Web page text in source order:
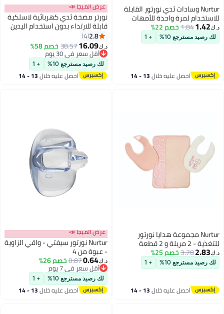
Nurtur وسادات ثدي نورتور القابلة
للاستخدام لمرة واحدة للأمهات
المرضعات - عبوة من 10 تجارب -
رقيقة للغاية، مقاومة للتسرب،
مغلفة بشكل فردي، ناعمة وقابلة
د.ك‏1.42
1.84خصم 22%
لك رصيد مسترجع 10% + 1
احصل عليه خلال 13 - 14
عرض الميجا 📣
نورتر مضخة ثدي كهربائية لاسلكية
قابلة للارتداء بدون استخدام اليدين
بشاشة LCD - أبيض 140 مل
2.8
4
د.ك‏16.09
38.57خصم 58%
أقل سعر في 30 يوم
أقل سعر في 30 يوم
لك رصيد مسترجع 10% + 1
احصل عليه خلال 13 - 14
Nurtur مجموعة هدايا نورتور
للتغذية - 2 مريلة و 2 قطعة
لتجفيف الفم - وردي متعدد / للبنات
د.ك‏2.83
3.78خصم 25%
لك رصيد مسترجع 10% + 1
احصل عليه خلال 13 - 14
عرض الميجا 📣
Nurtur نورتور سيفتي - واقي الزاوية
- عبوة من 4
د.ك‏0.64
0.87خصم 26%
أقل سعر في 7 يوم
أقل سعر في 7 يوم
لك رصيد مسترجع 10% + 1
احصل عليه خلال 13 - 14